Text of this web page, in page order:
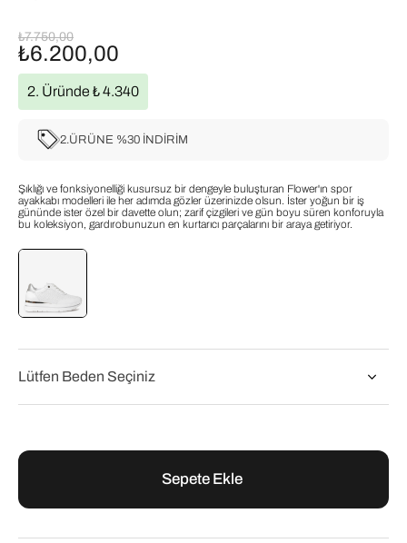
₺7.750,00
₺6.200,00
2.ÜRÜNE %30 İNDİRİM
2. Üründe ₺ 4.340
Şıklığı ve fonksiyonelliği kusursuz bir dengeyle buluşturan Flower'ın spor
ayakkabı modelleri ile her adımda gözler üzerinizde olsun. İster yoğun bir iş
gününde ister özel bir davette olun; zarif çizgileri ve gün boyu süren konforuyla
bu koleksiyon, gardırobunuzun en kurtarıcı parçalarını bir araya getiriyor.
₺6.200,00
₺7.750,00